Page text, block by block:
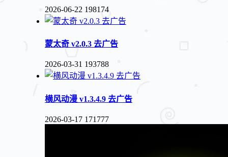
2026-06-22 198174
蒙太奇 v2.0.3 去广告
2026-03-31 193788
横风动漫 v1.3.4.9 去广告
2026-03-17 171777